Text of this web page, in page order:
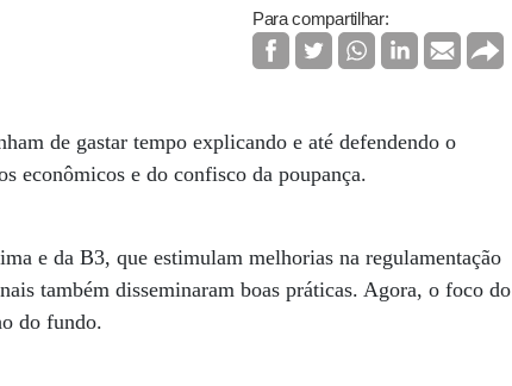
Para compartilhar:
de gastar tempo explicando e até defendendo o
econômicos e do confisco da poupança.
e da B3, que estimulam melhorias na regulamentação
também disseminaram boas práticas. Agora, o foco do
do fundo.